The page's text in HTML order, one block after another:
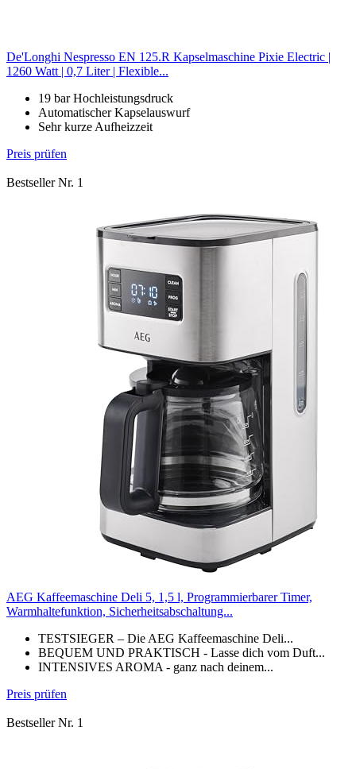
De'Longhi Nespresso EN 125.R Kapselmaschine Pixie Electric |
1260 Watt | 0,7 Liter | Flexible...
19 bar Hochleistungsdruck
Automatischer Kapselauswurf
Sehr kurze Aufheizzeit
Preis prüfen
Bestseller Nr. 1
AEG Kaffeemaschine Deli 5, 1,5 l, Programmierbarer Timer,
Warmhaltefunktion, Sicherheitsabschaltung...
TESTSIEGER – Die AEG Kaffeemaschine Deli...
BEQUEM UND PRAKTISCH - Lasse dich vom Duft...
INTENSIVES AROMA - ganz nach deinem...
Preis prüfen
Bestseller Nr. 1